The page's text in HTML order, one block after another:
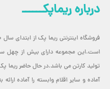
روزمره.
پروژه‌های هنری.
کارهای هنری: نصب آثار هنری،
بسته‌بندی: فیکس کردن
درباره ریماپکــــــ
است.این مجموعه دارای بیش از چهل
تولید کارتن می باشد.در حال حاضر ریما
آماده و سایر اقلام وابسته را آماده